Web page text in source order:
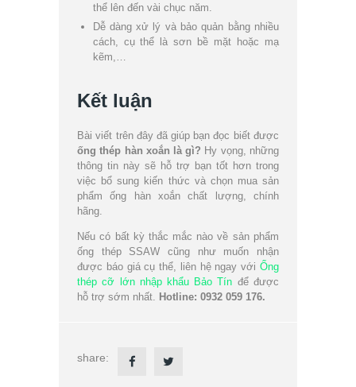
thể lên đến vài chục năm.
Dễ dàng xử lý và bảo quản bằng nhiều
cách, cụ thể là sơn bề mặt hoặc mạ
kẽm,…
Kết luận
Bài viết trên đây đã giúp bạn đọc biết được
ống thép hàn xoắn là gì? Hy vọng, những
thông tin này sẽ hỗ trợ bạn tốt hơn trong
việc bổ sung kiến thức và chọn mua sản
phẩm ống hàn xoắn chất lượng, chính
hãng.
Nếu có bất kỳ thắc mắc nào về sản phẩm
ống thép SSAW cũng như muốn nhận
được báo giá cụ thể, liên hệ ngay với Ống
thép cỡ lớn nhập khẩu Bảo Tín để được
hỗ trợ sớm nhất. Hotline: 0932 059 176.
share: